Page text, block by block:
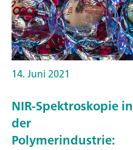
14. Juni 2021
NIR-Spektroskopie in
der
Polymerindustrie: